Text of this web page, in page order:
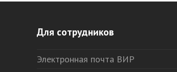
Для сотрудников
Электронная почта ВИР